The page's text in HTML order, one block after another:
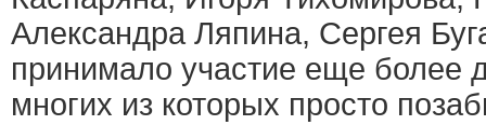
Александра Ляпина, Сергея
принимало участие еще более
многих из которых просто